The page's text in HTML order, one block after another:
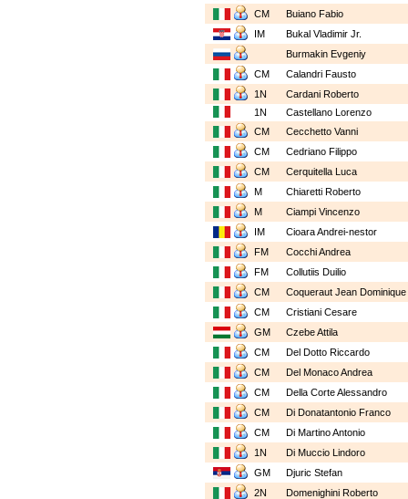
CM
Buiano Fabio
IM
Bukal Vladimir Jr.
Burmakin Evgeniy
CM
Calandri Fausto
1N
Cardani Roberto
1N
Castellano Lorenzo
CM
Cecchetto Vanni
CM
Cedriano Filippo
CM
Cerquitella Luca
M
Chiaretti Roberto
M
Ciampi Vincenzo
IM
Cioara Andrei-nestor
FM
Cocchi Andrea
FM
Collutiis Duilio
CM
Coqueraut Jean
CM
Cristiani Cesare
GM
Czebe Attila
CM
Del Dotto Riccardo
CM
Del Monaco Andrea
CM
Della Corte Alessandro
CM
Di Donatantonio Franco
CM
Di Martino Antonio
1N
Di Muccio Lindoro
GM
Djuric Stefan
2N
Domenighini Roberto